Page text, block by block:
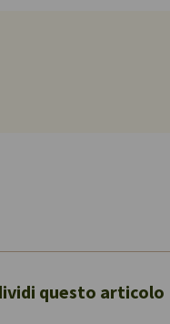
questo articolo